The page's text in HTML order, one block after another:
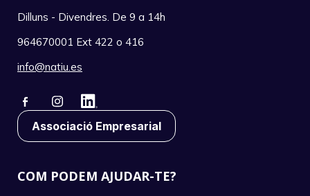
Dilluns - Divendres. De 9 a 14h
964670001 Ext 422 o 416
info@natiu.es
Associació Empresarial
COM PODEM AJUDAR-TE?